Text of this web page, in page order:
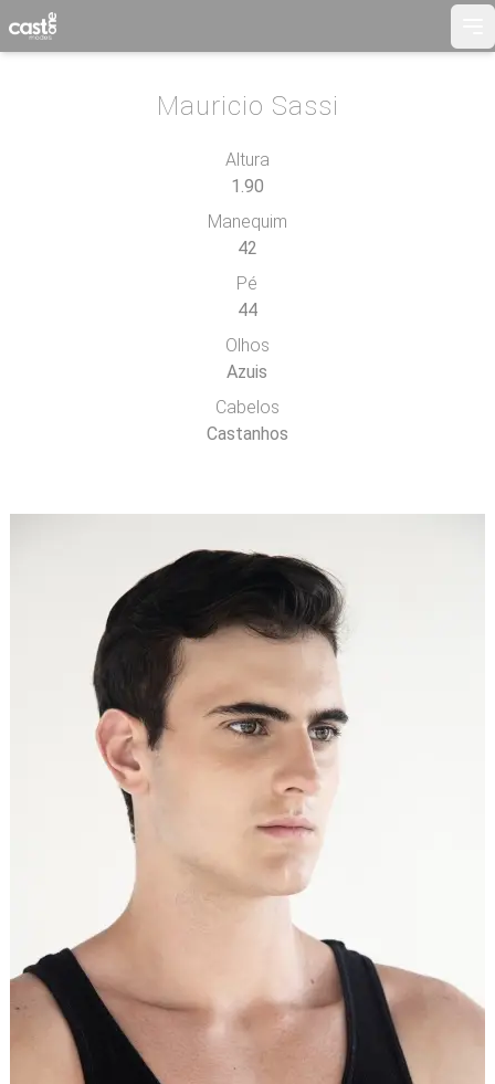
Mauricio Sassi
Altura
1.90
Manequim
42
Pé
44
Olhos
Azuis
Cabelos
Castanhos